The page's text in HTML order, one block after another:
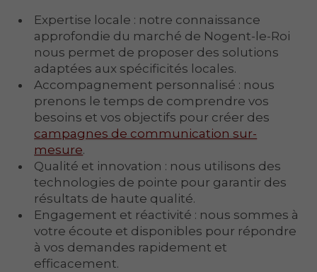
Expertise locale : notre connaissance
approfondie du marché de Nogent-le-Roi
nous permet de proposer des solutions
adaptées aux spécificités locales.
Accompagnement personnalisé : nous
prenons le temps de comprendre vos
besoins et vos objectifs pour créer des
campagnes de communication sur-
mesure.
Qualité et innovation : nous utilisons des
technologies de pointe pour garantir des
résultats de haute qualité.
Engagement et réactivité : nous sommes à
votre écoute et disponibles pour répondre
à vos demandes rapidement et
efficacement.